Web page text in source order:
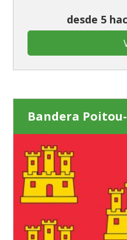
desde 5
Bandera